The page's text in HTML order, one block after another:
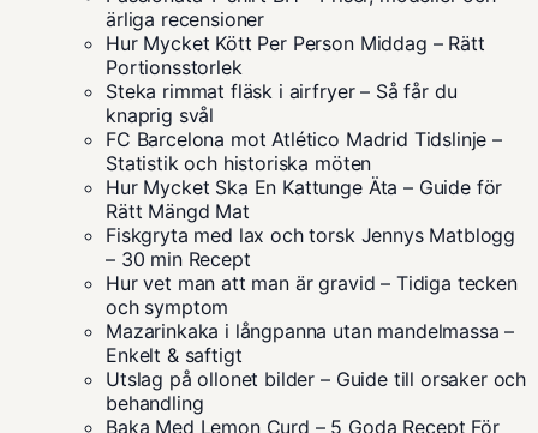
ärliga recensioner
Hur Mycket Kött Per Person Middag – Rätt
Portionsstorlek
Steka rimmat fläsk i airfryer – Så får du
knaprig svål
FC Barcelona mot Atlético Madrid Tidslinje –
Statistik och historiska möten
Hur Mycket Ska En Kattunge Äta – Guide för
Rätt Mängd Mat
Fiskgryta med lax och torsk Jennys Matblogg
– 30 min Recept
Hur vet man att man är gravid – Tidiga tecken
och symptom
Mazarinkaka i långpanna utan mandelmassa –
Enkelt & saftigt
Utslag på ollonet bilder – Guide till orsaker och
behandling
Baka Med Lemon Curd – 5 Goda Recept För